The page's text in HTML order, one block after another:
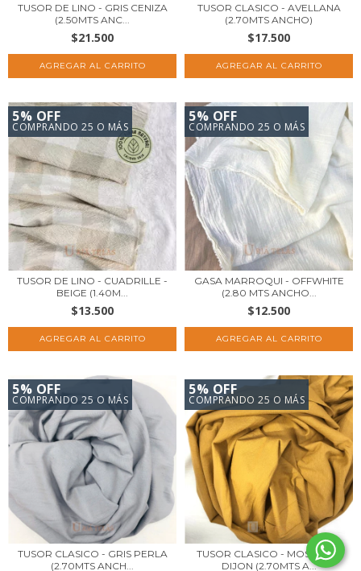
TUSOR DE LINO - GRIS CENIZA
(2.50MTS ANC...
$21.500
TUSOR CLASICO - AVELLANA
(2.70MTS ANCHO)
$17.500
5% OFF
COMPRANDO 25 O MÁS
TUSOR DE LINO - CUADRILLE -
BEIGE (1.40M...
$13.500
5% OFF
COMPRANDO 25 O MÁS
GASA MARROQUI - OFFWHITE
(2.80 MTS ANCHO...
$12.500
5% OFF
COMPRANDO 25 O MÁS
TUSOR CLASICO - GRIS PERLA
(2.70MTS ANCH...
5% OFF
COMPRANDO 25 O MÁS
TUSOR CLASICO - MOSTAZA-
DIJON (2.70MTS A...